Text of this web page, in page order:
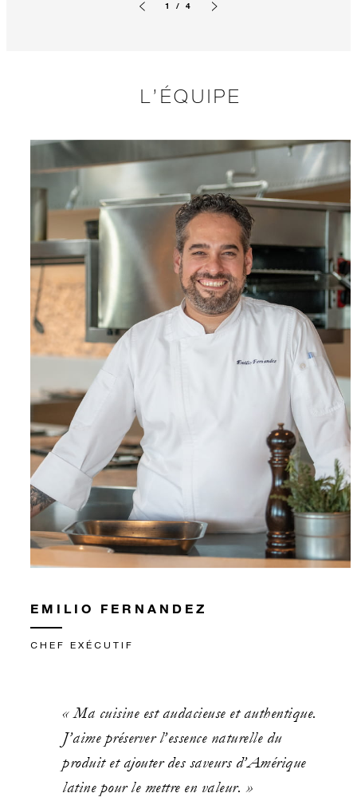
1 / 4
L’ÉQUIPE
EMILIO FERNANDEZ
CHEF EXÉCUTIF
« Ma cuisine est audacieuse et authentique.
J’aime préserver l’essence naturelle du
produit et ajouter des saveurs d’Amérique
latine pour le mettre en valeur. »